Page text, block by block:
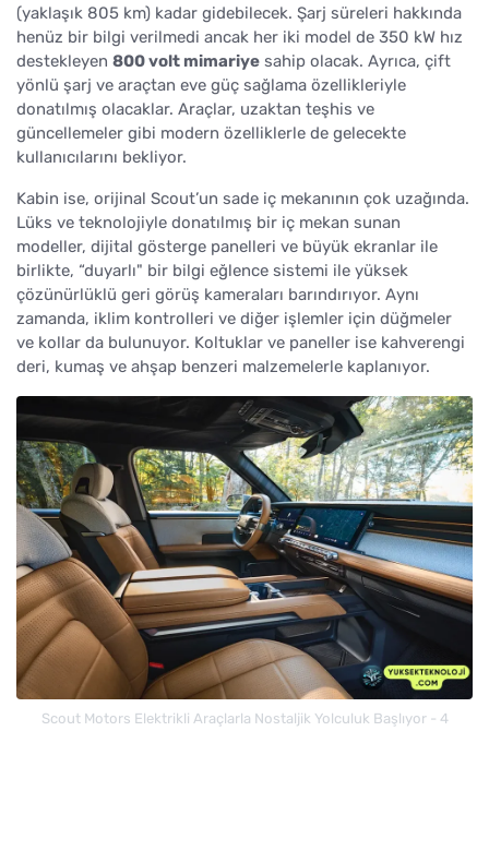
(yaklaşık 805 km) kadar gidebilecek. Şarj süreleri hakkında
henüz bir bilgi verilmedi ancak her iki model de 350 kW hız
destekleyen 800 volt mimariye sahip olacak. Ayrıca, çift
yönlü şarj ve araçtan eve güç sağlama özellikleriyle
donatılmış olacaklar. Araçlar, uzaktan teşhis ve
güncellemeler gibi modern özelliklerle de gelecekte
kullanıcılarını bekliyor.
Kabin ise, orijinal Scout’un sade iç mekanının çok uzağında.
Lüks ve teknolojiyle donatılmış bir iç mekan sunan
modeller, dijital gösterge panelleri ve büyük ekranlar ile
birlikte, “duyarlı" bir bilgi eğlence sistemi ile yüksek
çözünürlüklü geri görüş kameraları barındırıyor. Aynı
zamanda, iklim kontrolleri ve diğer işlemler için düğmeler
ve kollar da bulunuyor. Koltuklar ve paneller ise kahverengi
deri, kumaş ve ahşap benzeri malzemelerle kaplanıyor.
Scout Motors Elektrikli Araçlarla Nostaljik Yolculuk Başlıyor - 4